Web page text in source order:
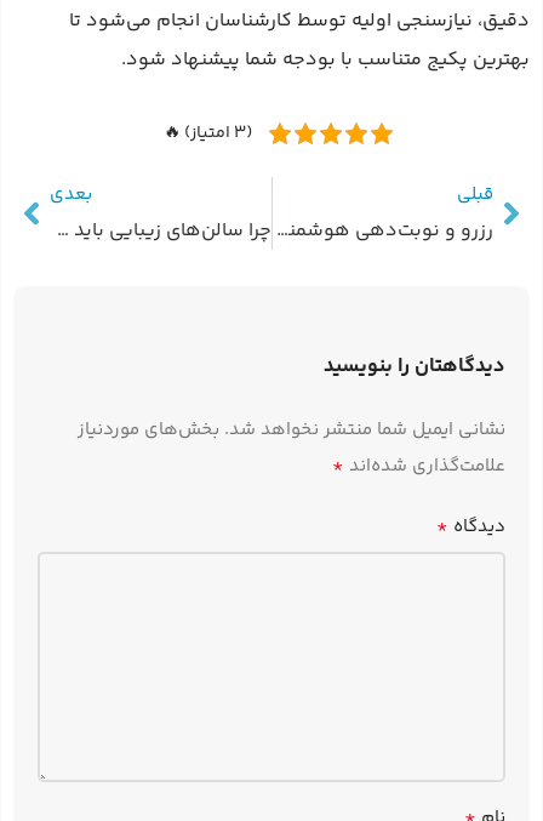
دقیق، نیازسنجی اولیه توسط کارشناسان انجام می‌شود تا
بهترین پکیج متناسب با بودجه شما پیشنهاد شود.
(3 امتیاز) 🔥
قبلی
رزرو و نوبت‌دهی هوشمند با هوش مصنوعی در سایت خدماتی
بعدی
چرا سالن‌های زیبایی باید سایت داشته باشند؟
دیدگاهتان را بنویسید
نشانی ایمیل شما منتشر نخواهد شد. بخش‌های موردنیاز
علامت‌گذاری شده‌اند *
دیدگاه *